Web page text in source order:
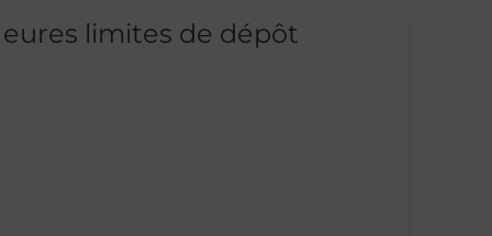
limites de dépôt